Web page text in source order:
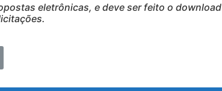
eletrônicas, e deve ser feito o download